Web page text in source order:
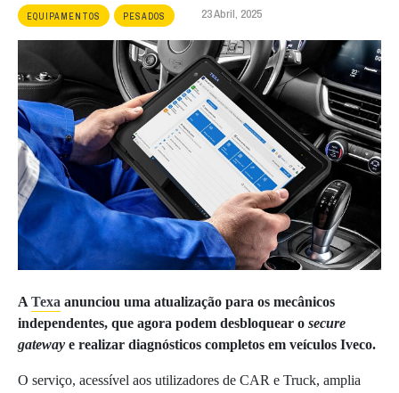
EQUIPAMENTOS PESADOS 23 Abril, 2025
A Texa anunciou uma atualização para os mecânicos
independentes, que agora podem desbloquear o secure
gateway e realizar diagnósticos completos em veículos Iveco.
O serviço, acessível aos utilizadores de CAR e Truck, amplia